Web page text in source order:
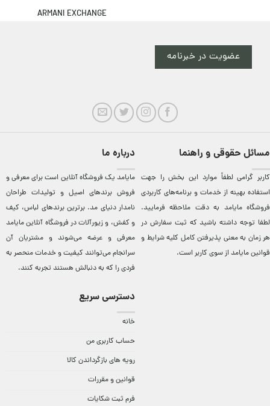
ARMANI EXCHANGE
عضویت در خبرنامه
مسائل حقوقی و راهنما
کاربر گرامی لطفاً موارد این بخش را جهت
استفاده بهینه از خدمات و برنامه‌‏های کاربردی
فروشگاه مایامد به دقت ملاحظه فرمایید.
لطفا توجه داشته باشید که ثبت سفارش در
هر زمان به معنی پذیرفتن کامل کلیهشرایط و
قوانین مایامداز سوی کاربر است.
درباره ما
مایامد يک فروشگاه آنلاين است برای معرفی و
فروش برندهای اصيل و توليدات طراحان
نامدار دنيای مد. برترين‌ برندهای لباس، کيف
و کفش، و زيورآلات در فروشگاه آنلاين مایامد
معرفی و عرضه می‌شوند و مشتريان آن
سرانجام می‌توانند کيفيت و خدمات منحصر به
فردی را که به دنبالش هستند تجربه کنند.
دسترسی سریع
خانه
حساب کاربری من
رویه های بازگرداندن کالا
قوانین و مقررات
فرم ثبت شکایات